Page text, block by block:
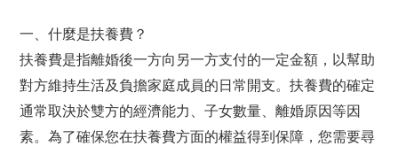
一、什麼是扶養費？
扶養費是指離婚後一方向另一方支付的一定金額，以幫助
對方維持生活及負擔家庭成員的日常開支。扶養費的確定
通常取決於雙方的經濟能力、子女數量、離婚原因等因
素。為了確保您在扶養費方面的權益得到保障，您需要尋